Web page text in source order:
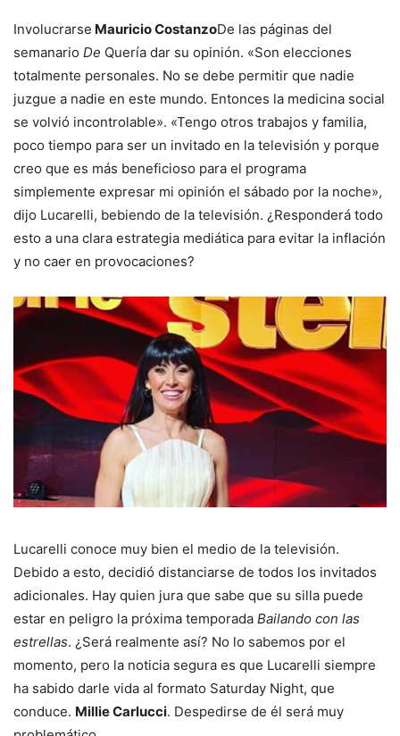
Involucrarse Mauricio CostanzoDe las páginas del
semanario De Quería dar su opinión. «Son elecciones
totalmente personales. No se debe permitir que nadie
juzgue a nadie en este mundo. Entonces la medicina social
se volvió incontrolable». «Tengo otros trabajos y familia,
poco tiempo para ser un invitado en la televisión y porque
creo que es más beneficioso para el programa
simplemente expresar mi opinión el sábado por la noche»,
dijo Lucarelli, bebiendo de la televisión. ¿Responderá todo
esto a una clara estrategia mediática para evitar la inflación
y no caer en provocaciones?
Lucarelli conoce muy bien el medio de la televisión.
Debido a esto, decidió distanciarse de todos los invitados
adicionales. Hay quien jura que sabe que su silla puede
estar en peligro la próxima temporada Bailando con las
estrellas. ¿Será realmente así? No lo sabemos por el
momento, pero la noticia segura es que Lucarelli siempre
ha sabido darle vida al formato Saturday Night, que
conduce. Millie Carlucci. Despedirse de él será muy